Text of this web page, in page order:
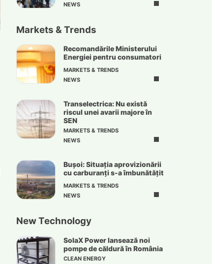
NEWS
Markets & Trends
Recomandările Ministerului
Energiei pentru consumatori
MARKETS & TRENDS
NEWS
Transelectrica: Nu există
riscul unei avarii majore în
SEN
MARKETS & TRENDS
NEWS
Bușoi: Situația aprovizionării
cu carburanți s-a îmbunătățit
MARKETS & TRENDS
NEWS
New Technology
SolaX Power lansează noi
pompe de căldură în România
CLEAN ENERGY